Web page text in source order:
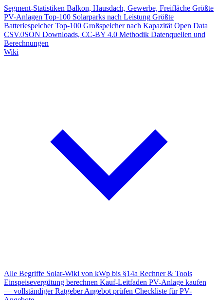
Segment-Statistiken Balkon, Hausdach, Gewerbe, Freifläche Größte
PV-Anlagen Top-100 Solarparks nach Leistung Größte
Batteriespeicher Top-100 Großspeicher nach Kapazität Open Data
CSV/JSON Downloads, CC-BY 4.0 Methodik Datenquellen und
Berechnungen
Wiki
Alle Begriffe Solar-Wiki von kWp bis §14a Rechner & Tools
Einspeisevergütung berechnen Kauf-Leitfaden PV-Anlage kaufen
— vollständiger Ratgeber Angebot prüfen Checkliste für PV-